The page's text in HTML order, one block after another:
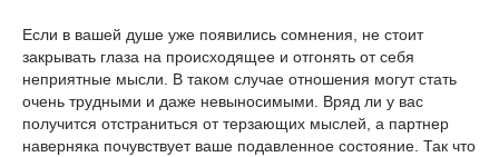
Если в вашей душе уже появились сомнения, не стоит
закрывать глаза на происходящее и отгонять от себя
неприятные мысли. В таком случае отношения могут стать
очень трудными и даже невыносимыми. Вряд ли у вас
получится отстраниться от терзающих мыслей, а партнер
наверняка почувствует ваше подавленное состояние. Так что